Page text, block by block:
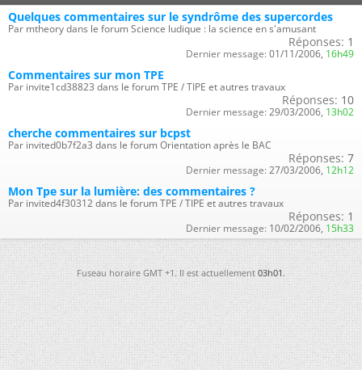
Quelques commentaires sur le syndrôme des supercordes
Par mtheory dans le forum Science ludique : la science en s'amusant
Réponses: 1
Dernier message: 01/11/2006, 16h49
Commentaires sur mon TPE
Par invite1cd38823 dans le forum TPE / TIPE et autres travaux
Réponses: 10
Dernier message: 29/03/2006, 13h02
cherche commentaires sur bcpst
Par invited0b7f2a3 dans le forum Orientation après le BAC
Réponses: 7
Dernier message: 27/03/2006, 12h12
Mon Tpe sur la lumière: des commentaires ?
Par invited4f30312 dans le forum TPE / TIPE et autres travaux
Réponses: 1
Dernier message: 10/02/2006, 15h33
Fuseau horaire GMT +1. Il est actuellement03h01.